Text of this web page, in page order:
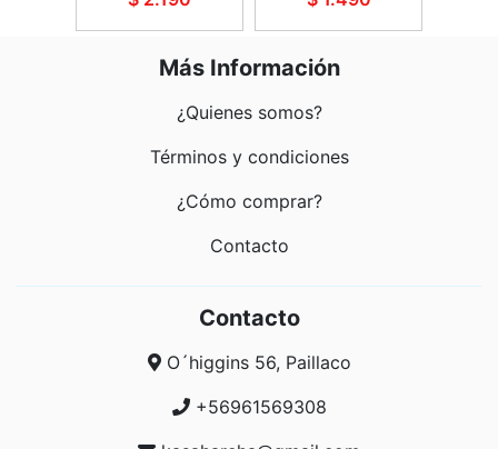
Más Información
¿Quienes somos?
Términos y condiciones
¿Cómo comprar?
Contacto
Contacto
O´higgins 56, Paillaco
+56961569308